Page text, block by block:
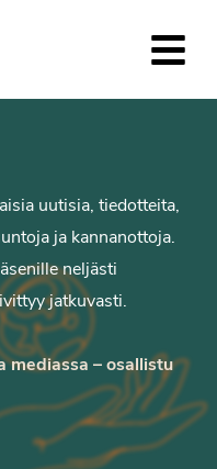
uutisia, tiedotteita,
ja kannanottoja.
neljästi
jatkuvasti.
mediassa – osallistu